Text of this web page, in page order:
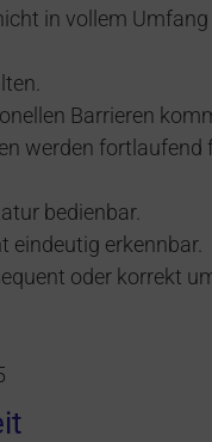
in vollem
Barrieren
werden fortlaufend
bedienbar.
eindeutig erkennbar.
oder korrekt